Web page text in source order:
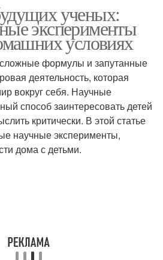
ученых:
эксперименты
условиях
сложные формулы и запутанные
деятельность, которая
вокруг себя. Научные
способ заинтересовать детей
критически. В этой статье
научные эксперименты,
дома с детьми.